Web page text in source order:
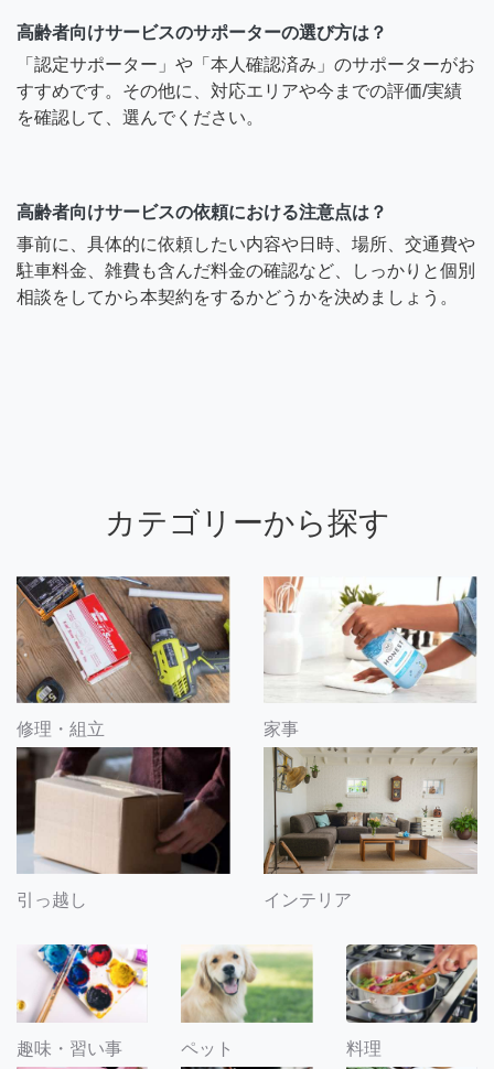
高齢者向けサービスのサポーターの選び方は？
「認定サポーター」や「本人確認済み」のサポーターがお
すすめです。その他に、対応エリアや今までの評価/実績
を確認して、選んでください。
高齢者向けサービスの依頼における注意点は？
事前に、具体的に依頼したい内容や日時、場所、交通費や
駐車料金、雑費も含んだ料金の確認など、しっかりと個別
相談をしてから本契約をするかどうかを決めましょう。
カテゴリーから探す
修理・組立 家事
引っ越し インテリア
趣味・習い事 ペット 料理